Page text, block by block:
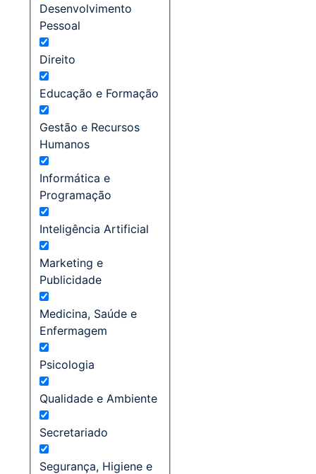
Desenvolvimento
Pessoal
Direito
Educação e Formação
Gestão e Recursos
Humanos
Informática e
Programação
Inteligência Artificial
Marketing e
Publicidade
Medicina, Saúde e
Enfermagem
Psicologia
Qualidade e Ambiente
Secretariado
Segurança, Higiene e